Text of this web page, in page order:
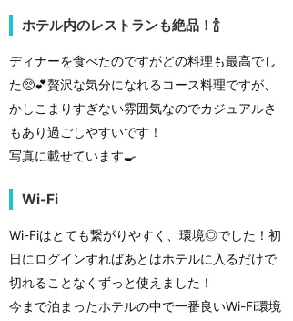
ホテル内のレストランも絶品！🍾
ディナーを食べたのですがどの料理も最高でし
た🥺💕贅沢な気分になれるコース料理ですが、
かしこまりすぎない雰囲気なのでカジュアルさ
もあり過ごしやすいです！
写真に載せています🍳
Wi-Fi
Wi-Fiはとても繋がりやすく、環境◎でした！初
日にログインすればあとはホテルに入るだけで
切れることなくずっと使えました！
今まで泊まったホテルの中で一番良いWi-Fi環境